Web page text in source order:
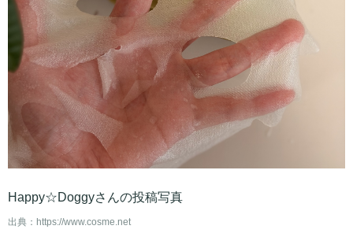
Happy☆Doggyさんの投稿写真
出典： https://www.cosme.net